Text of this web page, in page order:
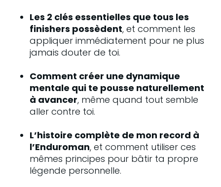
Les 2 clés essentielles que tous les
finishers possèdent, et comment les
appliquer immédiatement pour ne plus
jamais douter de toi.
Comment créer une dynamique
mentale qui te pousse naturellement
à avancer, même quand tout semble
aller contre toi.
L’histoire complète de mon record à
l’Enduroman, et comment utiliser ces
mêmes principes pour bâtir ta propre
légende personnelle.